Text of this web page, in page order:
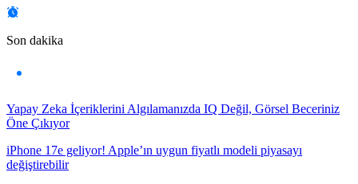
Son dakika
Yapay Zeka İçeriklerini Algılamanızda IQ Değil, Görsel Beceriniz
Öne Çıkıyor
iPhone 17e geliyor! Apple’ın uygun fiyatlı modeli piyasayı
değiştirebilir